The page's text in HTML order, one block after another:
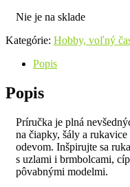
Nie je na sklade
Kategórie: Hobby, voľný
Popis
Popis
Príručka je plná
na čiapky, šály a
odevom. Inšpirujte sa
s uzlami i brmbolcami,
pôvabnými modelmi.